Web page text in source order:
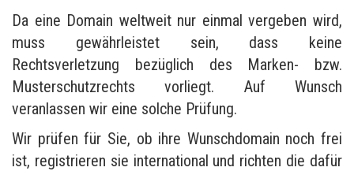
Da eine Domain weltweit nur einmal vergeben wird,
muss gewährleistet sein, dass keine
Rechtsverletzung bezüglich des Marken- bzw.
Musterschutzrechts vorliegt. Auf Wunsch
veranlassen wir eine solche Prüfung.
Wir prüfen für Sie, ob ihre Wunschdomain noch frei
ist, registrieren sie international und richten die dafür